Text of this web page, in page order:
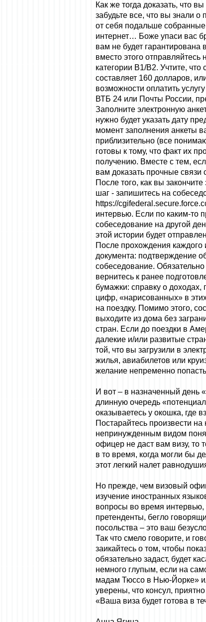
Как же тогда доказать, что
забудьте все, что вы знали
от себя подальше собранные
интернет… Боже упаси вас
вам не будет гарантирована
вместо этого отправляйтесь
категории B1/В2. Учтите,
составляет 160 долларов,
возможности оплатить
ВТБ 24 или Почты России,
Заполните электронную
нужно будет указать дату
момент заполнения анкеты
приблизительно (все
готовы к тому, что факт их
получению. Вместе с тем,
вам доказать прочные связи
После того, как вы
шаг - запишитесь на
https://
интервью. Если по каким-то
собеседование на другой
этой истории будет
После прохождения каждого
документа: подтверждение
собеседование.
вернитесь к ранее
бумажки: справку о
цифр, «нарисованных» в
на поездку. Помимо этого,
выходите из дома без
стран. Если до поездки в
далекие и/или развитые
той, что вы загрузили в
жилья, авиабилетов или
желание непременно
И вот – в назначенный день
длинную очередь
оказываетесь у окошка, где
Постарайтесь произвести
непринужденным видом
офицер не даст вам визу, то
в то время, когда могли бы
этот легкий налет
Но прежде, чем визовый
изучение иностранных
вопросы во время
претенденты, бегло
посольства – это ваш
Так что смело говорите, и
заикайтесь о том, чтобы
обязательно задаст, будет
немного глупым, если на
мадам Тюссо в Нью-Йорке»
уверены, что консул,
«Ваша виза будет готова в